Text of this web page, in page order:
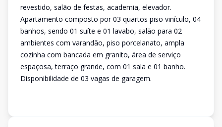
revestido, salão de festas, academia, elevador.
Apartamento composto por 03 quartos piso vinículo, 04
banhos, sendo 01 suíte e 01 lavabo, salão para 02
ambientes com varandão, piso porcelanato, ampla
cozinha com bancada em granito, área de serviço
espaçosa, terraço grande, com 01 sala e 01 banho.
Disponibilidade de 03 vagas de garagem.